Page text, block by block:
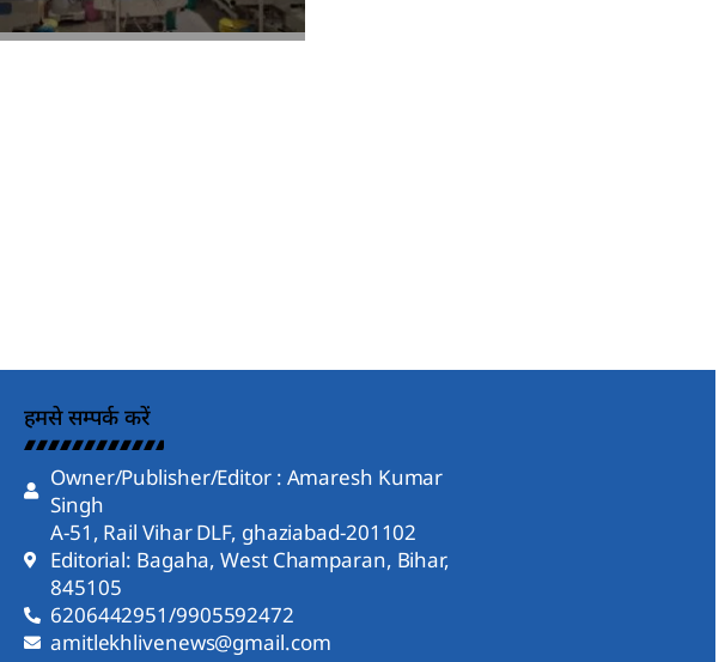
Amit Lekh
हमसे सम्पर्क करें
Owner/Publisher/Editor : Amaresh Kumar
Singh
A-51, Rail Vihar DLF, ghaziabad-201102
Editorial: Bagaha, West Champaran, Bihar,
845105
6206442951/9905592472
amitlekhlivenews@gmail.com